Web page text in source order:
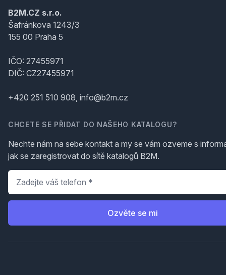
B2M.CZ s.r.o.
Šafránkova 1243/3
155 00 Praha 5
IČO: 27455971
DIČ: CZ27455971
+420 251 510 908, info@b2m.cz
CHCETE SE PŘIDAT DO NAŠEHO KATALOGU?
Nechte nám na sebe kontakt a my se vám ozveme s
jak se zaregistrovat do sítě katalogů B2M.
Telefon
Ozvěte se mi